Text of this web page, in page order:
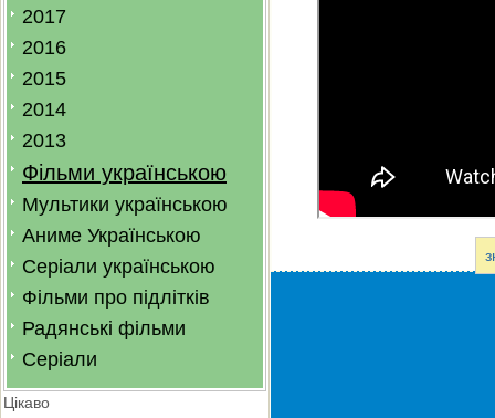
2017
2016
2015
2014
2013
Фільми українською
Мультики українською
Аниме Українською
Серіали українською
Фільми про підлітків
Радянські фільми
Серіали
Цікаво